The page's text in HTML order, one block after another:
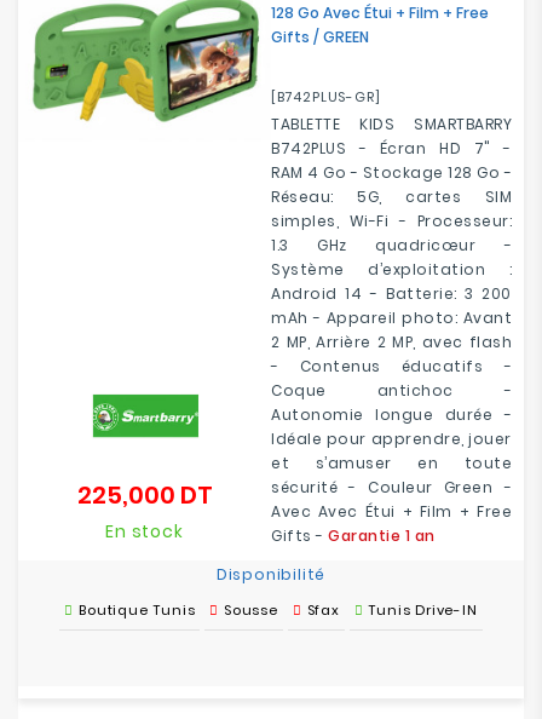
128 Go Avec Étui + Film + Free
Gifts / GREEN
[B742PLUS-GR]
TABLETTE KIDS SMARTBARRY
B742PLUS - Écran HD 7" -
RAM 4 Go - Stockage 128 Go -
Réseau: 5G, cartes SIM
simples, Wi-Fi - Processeur:
1.3 GHz quadricœur -
Système d’exploitation :
Android 14 - Batterie: 3 200
mAh - Appareil photo: Avant
2 MP, Arrière 2 MP, avec flash
- Contenus éducatifs -
Coque antichoc -
Autonomie longue durée -
Idéale pour apprendre, jouer
et s’amuser en toute
sécurité - Couleur Green -
Avec Avec Étui + Film + Free
Gifts - Garantie 1 an
225,000 DTPrix
En stock
Disponibilité
Boutique Tunis Sousse Sfax Tunis Drive-IN